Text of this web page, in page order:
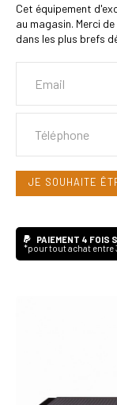
Cet équipement
au magasin. Merci
dans les plus brefs
PAIEMENT 4 FOIS
*pour tout achat entre